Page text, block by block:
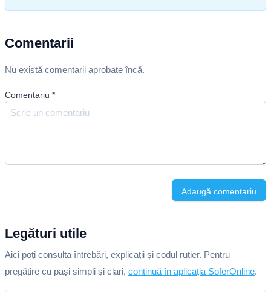
Comentarii
Nu există comentarii aprobate încă.
Comentariu *
Adaugă comentariu
Legături utile
Aici poți consulta întrebări, explicații și codul rutier. Pentru
pregătire cu pași simpli și clari, continuă în aplicația SoferOnline.